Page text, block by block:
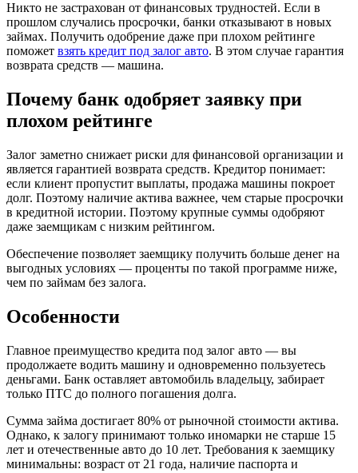
Никто не застрахован от финансовых трудностей. Если в
прошлом случались просрочки, банки отказывают в новых
займах. Получить одобрение даже при плохом рейтинге
поможет взять кредит под залог авто. В этом случае гарантия
возврата средств — машина.
Почему банк одобряет заявку при
плохом рейтинге
Залог заметно снижает риски для финансовой организации и
является гарантией возврата средств. Кредитор понимает:
если клиент пропустит выплаты, продажа машины покроет
долг. Поэтому наличие актива важнее, чем старые просрочки
в кредитной истории. Поэтому крупные суммы одобряют
даже заемщикам с низким рейтингом.
Обеспечение позволяет заемщику получить больше денег на
выгодных условиях — проценты по такой программе ниже,
чем по займам без залога.
Особенности
Главное преимущество кредита под залог авто — вы
продолжаете водить машину и одновременно пользуетесь
деньгами. Банк оставляет автомобиль владельцу, забирает
только ПТС до полного погашения долга.
Сумма займа достигает 80% от рыночной стоимости актива.
Однако, к залогу принимают только иномарки не старше 15
лет и отечественные авто до 10 лет. Требования к заемщику
минимальны: возраст от 21 года, наличие паспорта и